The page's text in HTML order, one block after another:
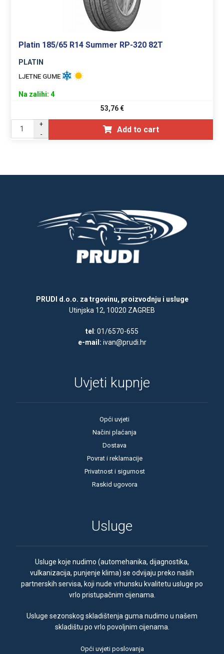
Platin 185/65 R14 Summer RP-320 82T
PLATIN
LJETNE GUME
Na zalihi: 4
53,76€
+
-
Add to cart
PRUDI d.o.o. za trgovinu, proizvodnju i usluge
Utinjska 12, 10020 ZAGREB
tel : 01/6570-655
e-mail: ivan@prudi.hr
Uvjeti kupnje
Opći uvjeti
Načini plaćanja
Dostava
Povrat i reklamacije
Privatnost i sigurnost
Raskid ugovora
Usluge
Usluge koje nudimo (automehanika, dijagnostika,
vulkanizacija, punjenje klima) se odvijaju preko naših
partnerskih servisa, koji nude vrhunsku kvalitetu usluge po
vrlo pristupačnim cijenama.
Usluge sezonskog skladištenja guma nudimo u našem
skladištu po vrlo povoljnim cijenama.
Opći uvjeti poslovanja